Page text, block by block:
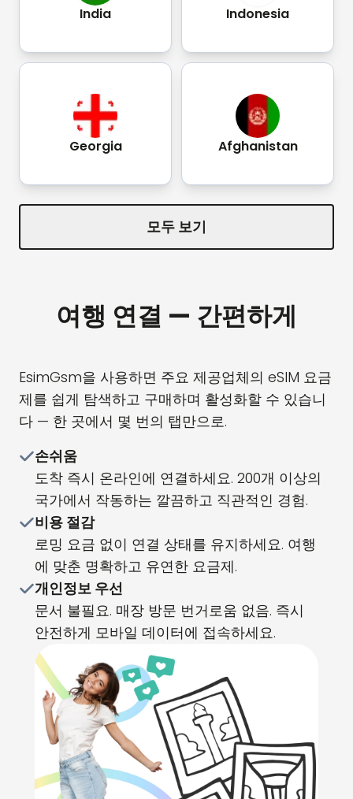
India Indonesia
Georgia Afghanistan
모두 보기
여행 연결 — 간편하게
EsimGsm을 사용하면 주요 제공업체의 eSIM 요금
제를 쉽게 탐색하고 구매하며 활성화할 수 있습니
다 — 한 곳에서 몇 번의 탭만으로.
손쉬움
도착 즉시 온라인에 연결하세요. 200개 이상의
국가에서 작동하는 깔끔하고 직관적인 경험.
비용 절감
로밍 요금 없이 연결 상태를 유지하세요. 여행
에 맞춘 명확하고 유연한 요금제.
개인정보 우선
문서 불필요. 매장 방문 번거로움 없음. 즉시
안전하게 모바일 데이터에 접속하세요.